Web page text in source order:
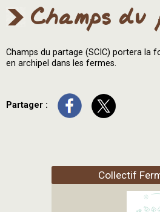
Champs du
Champs du partage (SCIC) portera la
en archipel dans les fermes.
Partager :
Collectif